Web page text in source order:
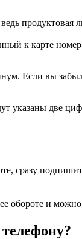
продуктовая
к карте
Если вы
две
сразу
обороте и можно